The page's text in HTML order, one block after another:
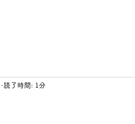
読了時間: 1分